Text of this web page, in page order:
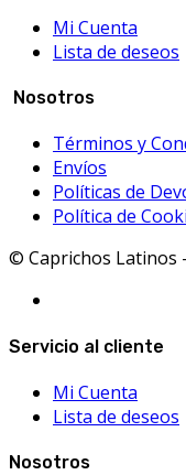
Mi Cuenta
Lista de deseos
Nosotros
Términos y
Envíos
Políticas de
Política de
© Caprichos Latinos
Servicio al cliente
Mi Cuenta
Lista de deseos
Nosotros